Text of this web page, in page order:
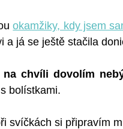
okamžiky, kdy jsem
a já se ještě stačila
na chvíli dovolím
bolístkami.
svíčkách si připravím